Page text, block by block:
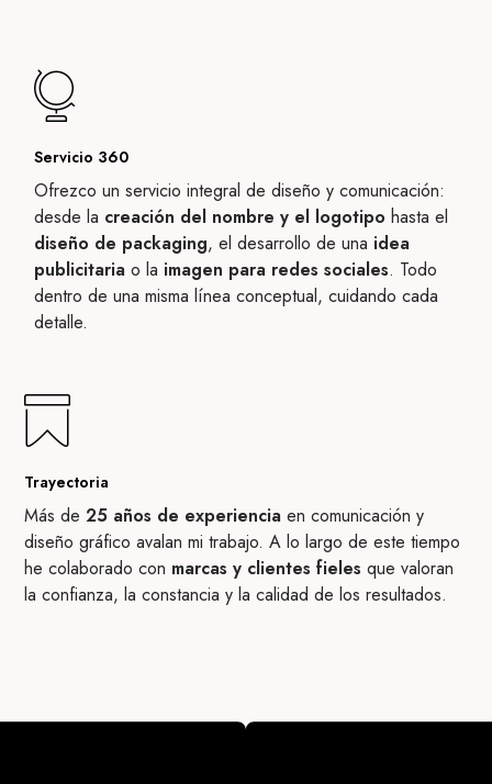
Servicio 360
Ofrezco un servicio integral de diseño y comunicación:
desde la creación del nombre y el logotipo hasta el
diseño de packaging, el desarrollo de una idea
publicitaria o la imagen para redes sociales. Todo
dentro de una misma línea conceptual, cuidando cada
detalle.
Trayectoria
Más de25 años de experiencia en comunicación y
diseño gráfico avalan mi trabajo. A lo largo de este tiempo
he colaborado con marcas y clientes fieles que valoran
la confianza, la constancia y la calidad de los resultados.